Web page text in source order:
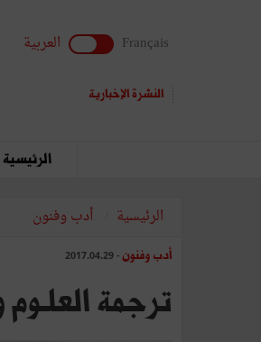
Français العربية
النشرة الإخبارية
الرئيسية
الرئيسية أدب وفنون
أدب وفنون - 2017.04.29
ترجمة العلـوم